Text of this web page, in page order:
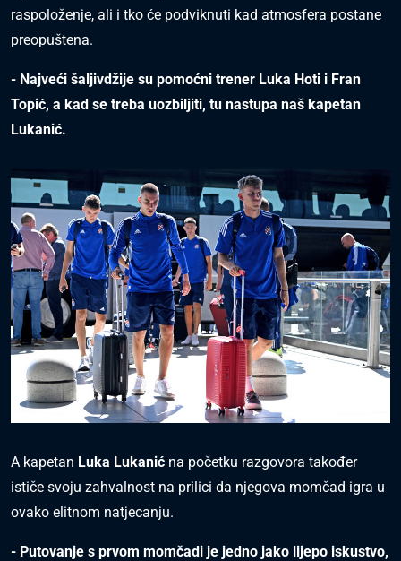
raspoloženje, ali i tko će podviknuti kad atmosfera postane
preopuštena.
- Najveći šaljivdžije su pomoćni trener Luka Hoti i Fran
Topić, a kad se treba uozbiljiti, tu nastupa naš kapetan
Lukanić.
A kapetan Luka Lukanić na početku razgovora također
ističe svoju zahvalnost na prilici da njegova momčad igra u
ovako elitnom natjecanju.
- Putovanje s prvom momčadi je jedno jako lijepo iskustvo,